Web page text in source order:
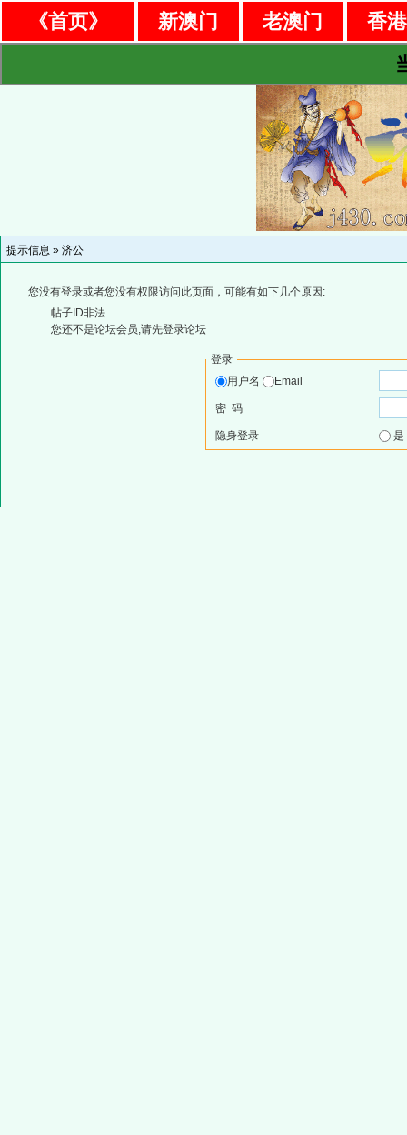
《首页》 新澳门 老澳门
香
提示信息 » 济公
您没有登录或者您没有权限访问此页面，可能有如下几个原因:
帖子ID非法
您还不是论坛会员,请先登录论坛
登录
用户名
Email
密 码
隐身登录